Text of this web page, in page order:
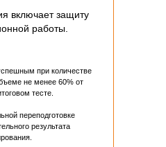
включает защиту
работы.
при количестве
не менее 60% от
тесте.
переподготовке
результата